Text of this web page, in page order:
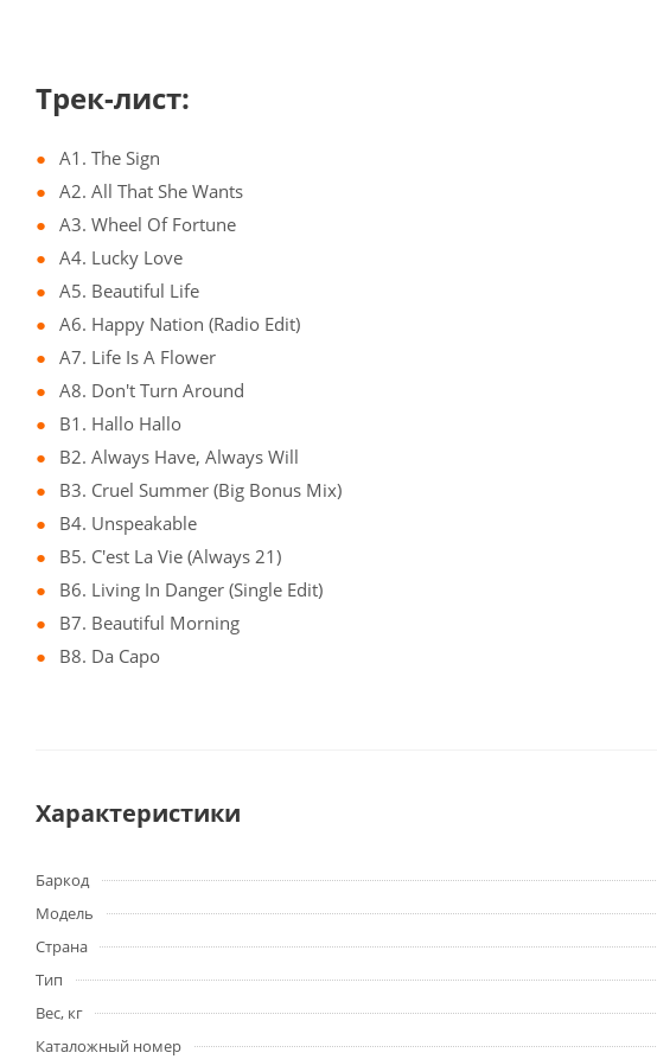
Трек-лист:
A1. The Sign
A2. All That She Wants
A3. Wheel Of Fortune
A4. Lucky Love
A5. Beautiful Life
A6. Happy Nation (Radio Edit)
A7. Life Is A Flower
A8. Don't Turn Around
B1. Hallo Hallo
B2. Always Have, Always Will
B3. Cruel Summer (Big Bonus Mix)
B4. Unspeakable
B5. C'est La Vie (Always 21)
B6. Living In Danger (Single Edit)
B7. Beautiful Morning
B8. Da Capo
Характеристики
Баркод
Модель
Страна
Тип
Вес, кг
Каталожный номер